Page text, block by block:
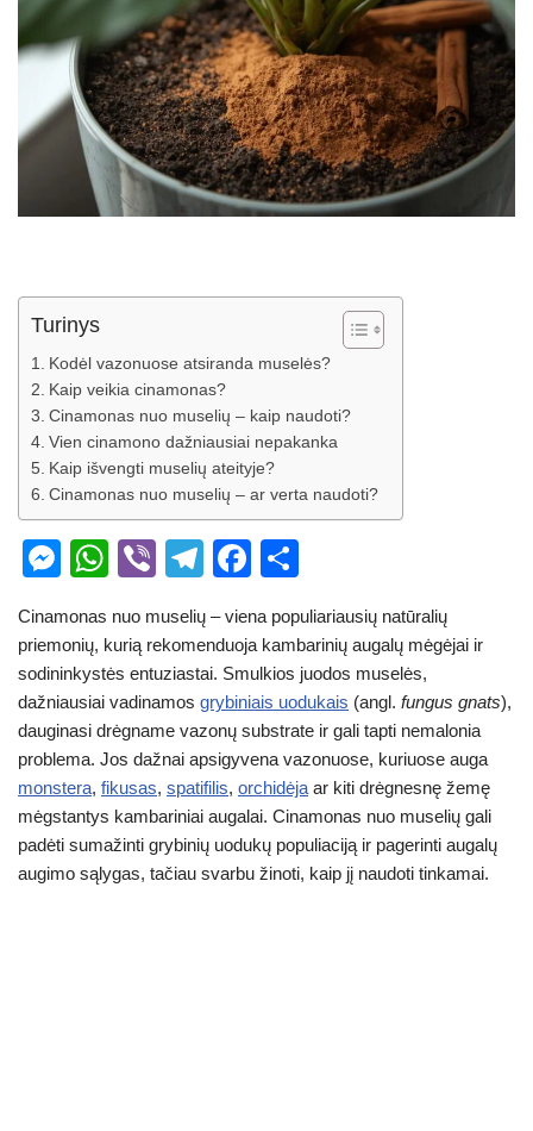
Turinys
Kodėl vazonuose atsiranda muselės?
Kaip veikia cinamonas?
Cinamonas nuo muselių – kaip naudoti?
Vien cinamono dažniausiai nepakanka
Kaip išvengti muselių ateityje?
Cinamonas nuo muselių – ar verta naudoti?
M
ss
e
n
g
er
W
at
s
A
p
p
Vi
er
T
e
gr
a
m
F
c
e
b
o
o
k
ar
e
Cinamonas nuo muselių – viena populiariausių natūralių
priemonių, kurią rekomenduoja kambarinių augalų mėgėjai ir
sodininkystės entuziastai. Smulkios juodos muselės,
dažniausiai vadinamos grybiniais uodukais (angl. fungus gnats),
dauginasi drėgname vazonų substrate ir gali tapti nemalonia
problema. Jos dažnai apsigyvena vazonuose, kuriuose auga
monstera, fikusas, spatifilis, orchidėja ar kiti drėgnesnę žemę
mėgstantys kambariniai augalai. Cinamonas nuo muselių gali
padėti sumažinti grybinių uodukų populiaciją ir pagerinti augalų
augimo sąlygas, tačiau svarbu žinoti, kaip jį naudoti tinkamai.